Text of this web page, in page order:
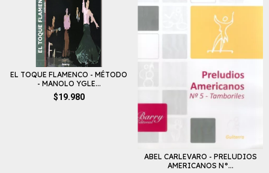
EL TOQUE FLAMENCO - MÉTODO
- MANOLO YGLE...
$19.980
ABEL CARLEVARO - PRELUDIOS
AMERICANOS N°...